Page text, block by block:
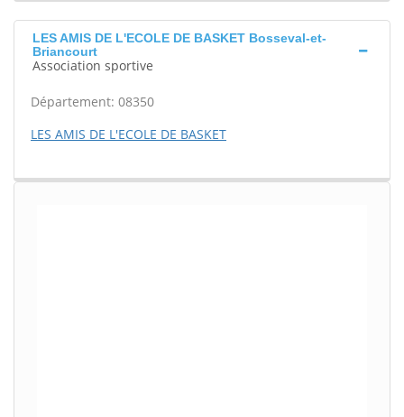
LES AMIS DE L'ECOLE DE BASKET Bosseval-et-
Briancourt
Association sportive
Département: 08350
LES AMIS DE L'ECOLE DE BASKET